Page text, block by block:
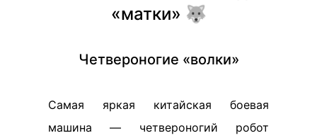
«матки» 🐺
Четвероногие «волки»
Самая яркая китайская боевая
машина — четвероногий робот